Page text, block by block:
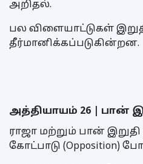
அறிதல்.
பல விளையாட்டுகள்
தீர்மானிக்கப்படுகின்றன.
அத்தியாயம் 26 | பான்
ராஜா மற்றும் பான் இறுதி
கோட்பாடு (Opposition)